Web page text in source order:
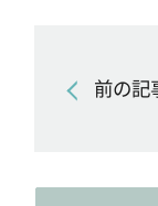
前の記